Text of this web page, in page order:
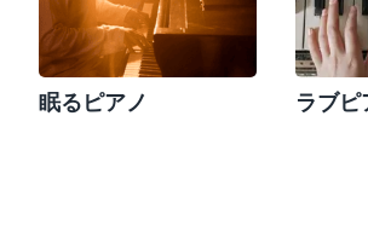
眠るピアノ ラブピ